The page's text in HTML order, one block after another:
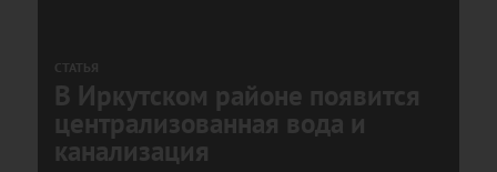
СТАТЬЯ
В Иркутском районе появится
централизованная вода и
канализация